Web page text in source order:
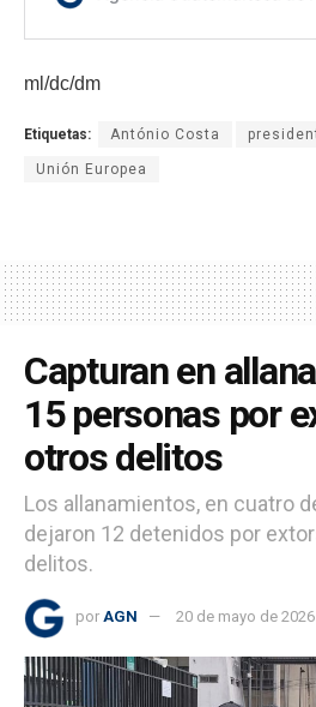
ml/dc/dm
Etiquetas: António Costa
Unión Europea
Capturan en
15 personas por
otros delitos
Los allanamientos, en cuatro
dejaron 12 detenidos por
delitos.
por AGN 20 de mayo de 2026